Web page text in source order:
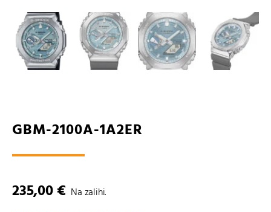
GBM-2100A-1A2ER
235,00€ Na zalihi.